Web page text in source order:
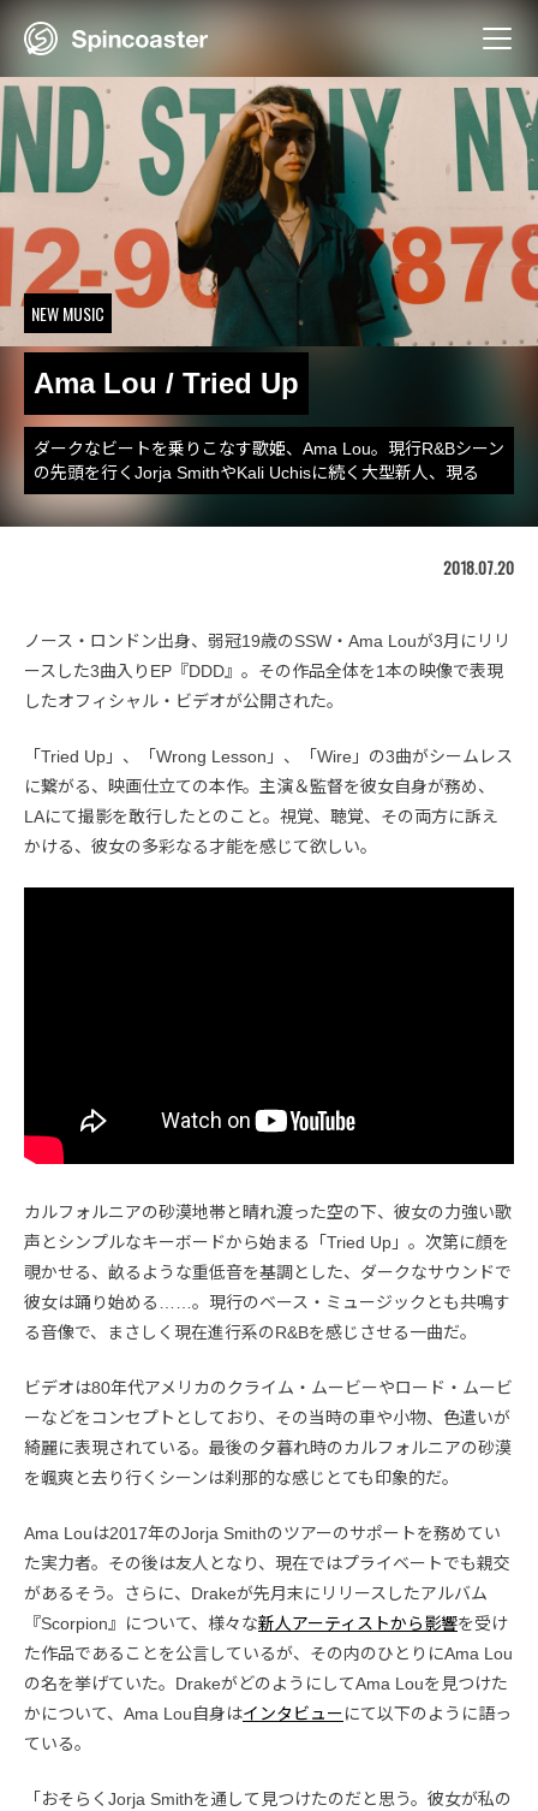
NEW MUSIC
Ama Lou / Tried Up
ダークなビートを乗りこなす歌姫、Ama Lou。現行R&Bシーン
の先頭を行くJorja SmithやKali Uchisに続く大型新人、現る
2018.07.20
ノース・ロンドン出身、弱冠19歳のSSW・Ama Louが3月にリリ
ースした3曲入りEP『DDD』。その作品全体を1本の映像で表現
したオフィシャル・ビデオが公開された。
「Tried Up」、「Wrong Lesson」、「Wire」の3曲がシームレス
に繋がる、映画仕立ての本作。主演＆監督を彼女自身が務め、
LAにて撮影を敢行したとのこと。視覚、聴覚、その両方に訴え
かける、彼女の多彩なる才能を感じて欲しい。
カルフォルニアの砂漠地帯と晴れ渡った空の下、彼女の力強い歌
声とシンプルなキーボードから始まる「Tried Up」。次第に顔を
覗かせる、畝るような重低音を基調とした、ダークなサウンドで
彼女は踊り始める……。現行のベース・ミュージックとも共鳴す
る音像で、まさしく現在進行系のR&Bを感じさせる一曲だ。
ビデオは80年代アメリカのクライム・ムービーやロード・ムービ
ーなどをコンセプトとしており、その当時の車や小物、色遣いが
綺麗に表現されている。最後の夕暮れ時のカルフォルニアの砂漠
を颯爽と去り行くシーンは刹那的な感じとても印象的だ。
Ama Louは2017年のJorja Smithのツアーのサポートを務めてい
た実力者。その後は友人となり、現在ではプライベートでも親交
があるそう。さらに、Drakeが先月末にリリースしたアルバム
『Scorpion』について、様々な新人アーティストから影響を受け
た作品であることを公言しているが、その内のひとりにAma Lou
の名を挙げていた。DrakeがどのようにしてAma Louを見つけた
かについて、Ama Lou自身はインタビューにて以下のように語っ
ている。
「おそらくJorja Smithを通して見つけたのだと思う。彼女が私の